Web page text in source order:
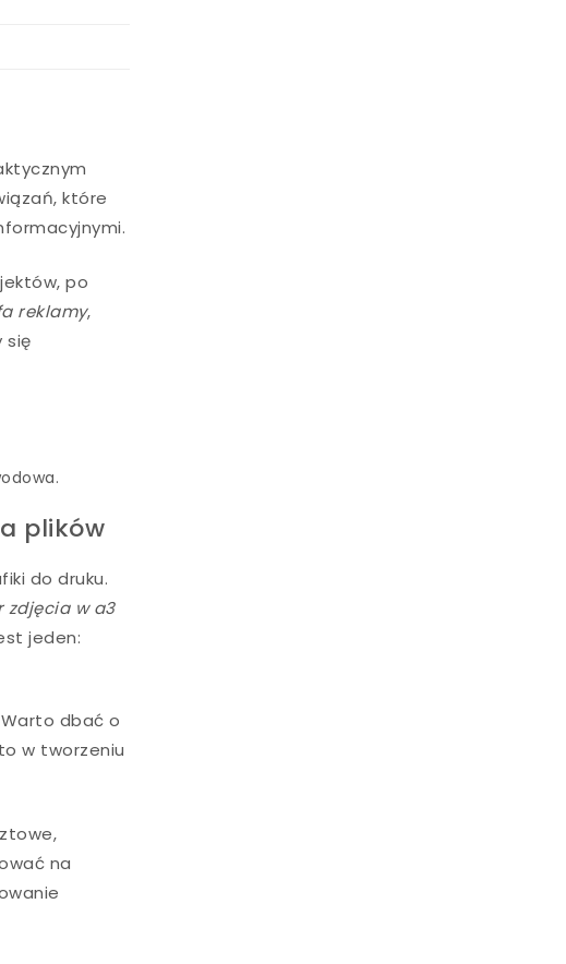
które
po
reklamy,
się
plików
do druku.
zdjęcia w a3
jeden:
dbać o
w tworzeniu
na